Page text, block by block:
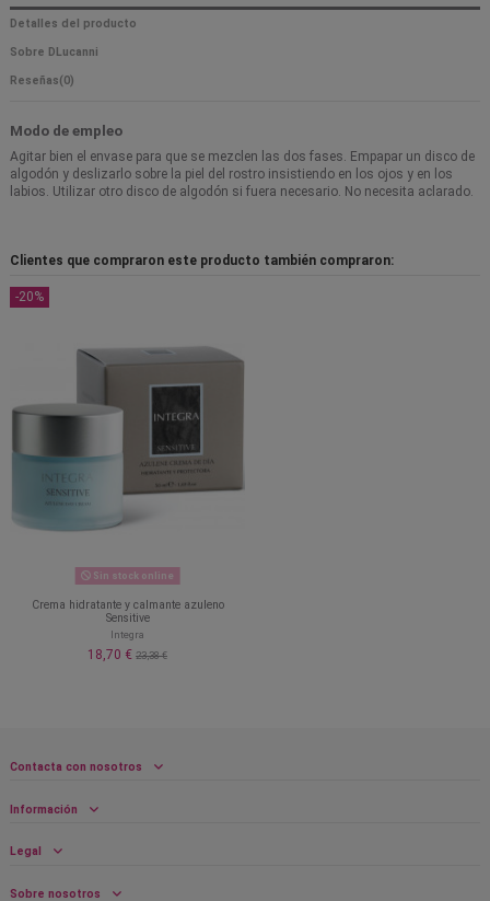
Detalles del producto
Sobre DLucanni
Reseñas(0)
Modo de empleo
Agitar bien el envase para que se mezclen las dos fases. Empapar un disco de
algodón y deslizarlo sobre la piel del rostro insistiendo en los ojos y en los
labios. Utilizar otro disco de algodón si fuera necesario. No necesita aclarado.
Clientes que compraron este producto también compraron:
-20%
Sin stock online
Crema hidratante y calmante azuleno
Sensitive
Integra
18,70 € 23,38 €
Contacta con nosotros
Información
Legal
Sobre nosotros